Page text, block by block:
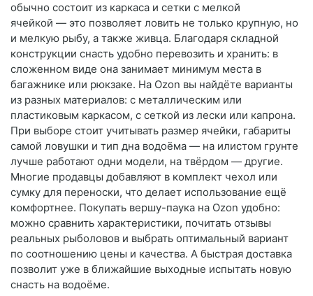
обычно состоит из каркаса и сетки с мелкой
ячейкой — это позволяет ловить не только крупную, но
и мелкую рыбу, а также живца. Благодаря складной
конструкции снасть удобно перевозить и хранить: в
сложенном виде она занимает минимум места в
багажнике или рюкзаке. На Ozon вы найдёте варианты
из разных материалов: с металлическим или
пластиковым каркасом, с сеткой из лески или капрона.
При выборе стоит учитывать размер ячейки, габариты
самой ловушки и тип дна водоёма — на илистом грунте
лучше работают одни модели, на твёрдом — другие.
Многие продавцы добавляют в комплект чехол или
сумку для переноски, что делает использование ещё
комфортнее. Покупать вершу-паука на Ozon удобно:
можно сравнить характеристики, почитать отзывы
реальных рыболовов и выбрать оптимальный вариант
по соотношению цены и качества. А быстрая доставка
позволит уже в ближайшие выходные испытать новую
снасть на водоёме.